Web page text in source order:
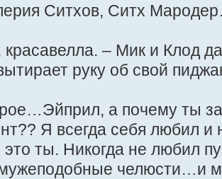
Ситхов, Ситх
– Мик и Клод
руку об свой
а почему ты
Я всегда себя любил и
ты. Никогда не любил
челюсти…и